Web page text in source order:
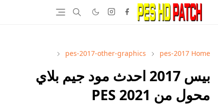
Home
pes-2017
pes-2017-other-graphics
بيس 2017 احدث مود جيم بلاي
محول من 2021 PES